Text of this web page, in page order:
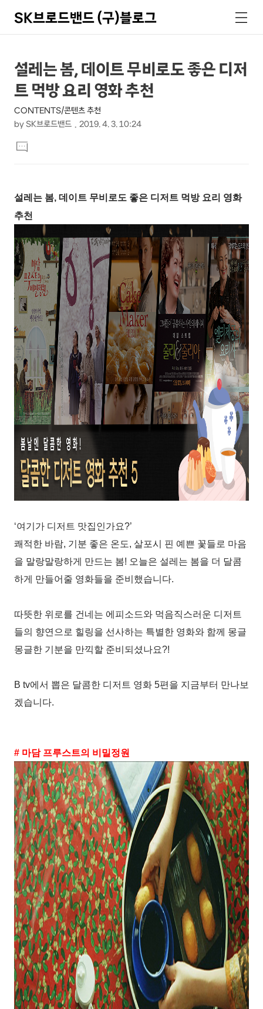
SK브로드밴드 (구)블로그
색
메
뉴
상
세
컨
텐
츠
본
문
제
목
설레는 봄, 데이트 무비로도 좋은 디저
트 먹방 요리 영화 추천
CONTENTS/콘텐츠 추천
by SK브로드밴드 2019. 4. 3. 10:24
문
댓
글
설레는 봄, 데이트 무비로도 좋은 디저트 먹방 요리 영화
추천
‘여기가 디저트 맛집인가요?’
쾌적한 바람, 기분 좋은 온도, 살포시 핀 예쁜 꽃들로 마음
을 말랑말랑하게 만드는 봄! 오늘은 설레는 봄을 더 달콤
하게 만들어줄 영화들을 준비했습니다.
따뜻한 위로를 건네는 에피소드와 먹음직스러운 디저트
들의 향연으로 힐링을 선사하는 특별한 영화와 함께 몽글
몽글한 기분을 만끽할 준비되셨나요?!
B tv에서 뽑은 달콤한 디저트 영화 5편을 지금부터 만나보
겠습니다.
# 마담 프루스트의 비밀정원